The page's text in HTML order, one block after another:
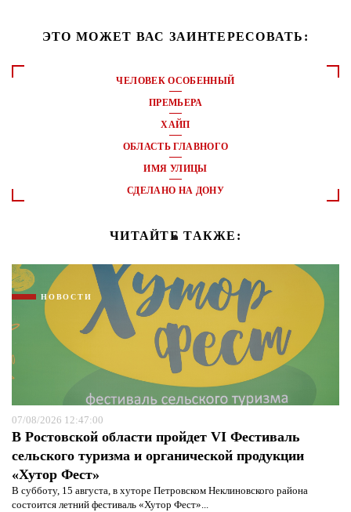
ЭТО МОЖЕТ ВАС ЗАИНТЕРЕСОВАТЬ:
ЧЕЛОВЕК ОСОБЕННЫЙ
ПРЕМЬЕРА
ХАЙП
ОБЛАСТЬ ГЛАВНОГО
ИМЯ УЛИЦЫ
СДЕЛАНО НА ДОНУ
ЧИТАЙТЕ ТАКЖЕ:
НОВОСТИ
07/08/2026 12:47:00
В Ростовской области пройдет VI Фестиваль
сельского туризма и органической продукции
«Хутор Фест»
В субботу, 15 августа, в хуторе Петровском Неклиновского района
состоится летний фестиваль «Хутор Фест»...